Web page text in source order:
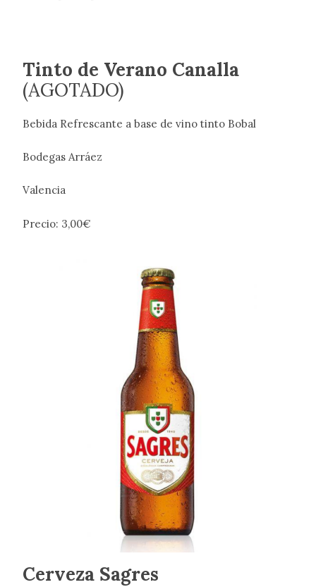
Tinto de Verano Canalla
(AGOTADO)
Bebida Refrescante a base de vino tinto Bobal
Bodegas Arráez
Valencia
Precio: 3,00€
Cerveza Sagres